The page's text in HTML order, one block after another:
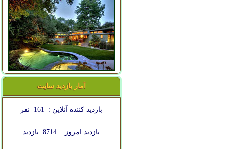
آمار بازدید سایت
بازدید کننده آنلاین : 161 نفر
بازدید امروز : 8714 بازدید